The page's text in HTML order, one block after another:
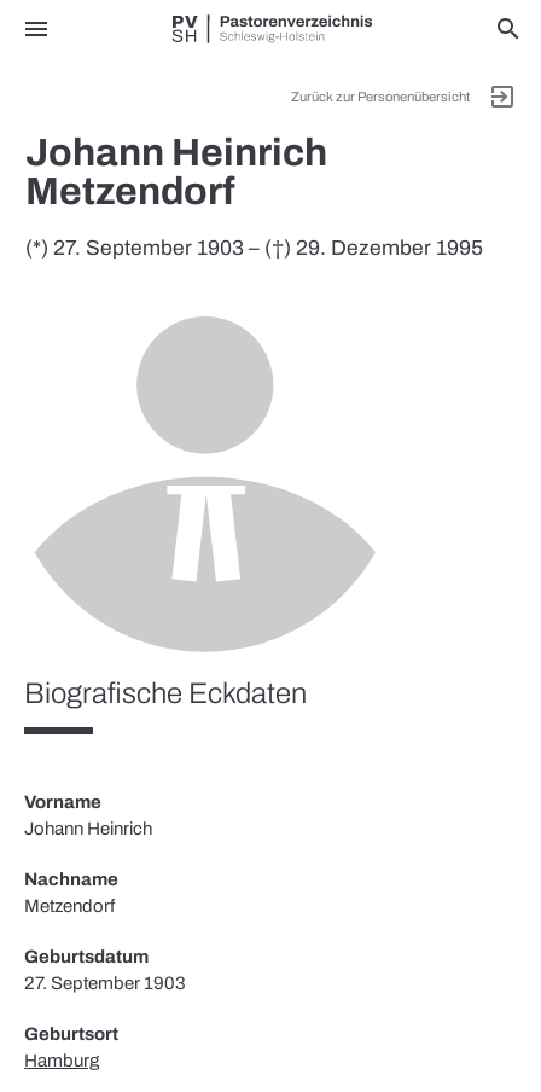
menu search
Zurück zur Personenübersicht exit_to_app
Johann Heinrich
Metzendorf
(*) 27. September 1903 – (†) 29. Dezember 1995
Biografische Eckdaten
Vorname
Johann Heinrich
Nachname
Metzendorf
Geburtsdatum
27. September 1903
Geburtsort
Hamburg